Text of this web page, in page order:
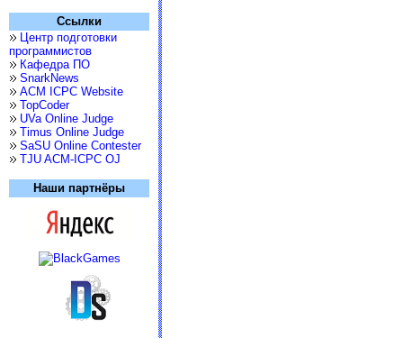
Ссылки
Центр подготовки
программистов
Кафедра ПО
SnarkNews
ACM ICPC Website
TopCoder
UVa Online Judge
Timus Online Judge
SaSU Online Contester
TJU ACM-ICPC OJ
Наши партнёры